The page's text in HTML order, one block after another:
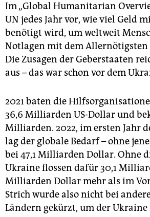
Im „Global Humanitarian
UN jedes Jahr vor, wie viel Geld
benötigt wird, um weltweit
Notlagen mit dem Allernötigsten
Die Zusagen der Geberstaaten
aus – das war schon vor dem
2021 baten die
36,6 Milliarden US-Dollar und
Milliarden. 2022, im ersten Jahr
lag der globale Bedarf – ohne
bei 47,1 Milliarden Dollar. Ohne
Ukraine flossen dafür 30,1
Milliarden Dollar mehr als im
Strich wurde also nicht bei
Ländern gekürzt, um der Ukraine